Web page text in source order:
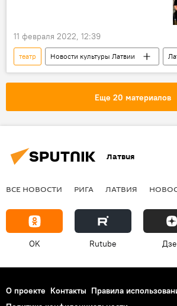
11 февраля 2022, 12:39
театр Новости культуры Латвии
спектакль
Еще 20 материалов
Латвия
ВСЕ НОВОСТИ РИГА ЛАТВИЯ
OK Rutube
О проекте Контакты Правила